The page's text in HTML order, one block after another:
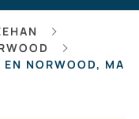
NORWOOD, MA